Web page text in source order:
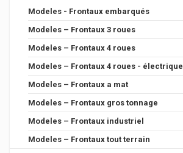
Modeles - Frontaux embarqués
Modeles – Frontaux 3 roues
Modeles – Frontaux 4 roues
Modeles – Frontaux 4 roues - électrique
Modeles – Frontaux a mat
Modeles – Frontaux gros tonnage
Modeles – Frontaux industriel
Modeles – Frontaux tout terrain